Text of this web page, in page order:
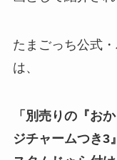
たまごっち公式
は、
「別売りの『お
ジチャームつき3